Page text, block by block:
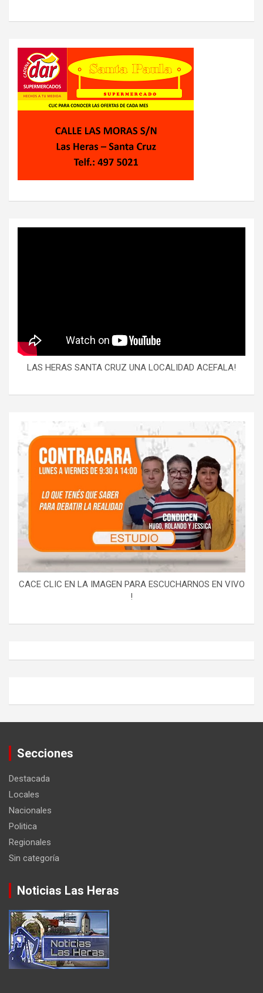
LAS HERAS SANTA CRUZ UNA LOCALIDAD ACEFALA!
CACE CLIC EN LA IMAGEN PARA ESCUCHARNOS EN VIVO
!
Secciones
Destacada
Locales
Nacionales
Politica
Regionales
Sin categoría
Noticias Las Heras